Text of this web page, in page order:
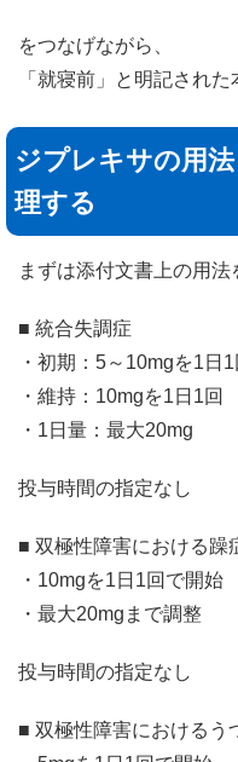
をつなげながら、
「就寝前」と明記され
ジプレキサの用
理する
まずは添付文書上の用法
■ 統合失調症
・初期：5～10mgを1日1
・維持：10mgを1日1回
・1日量：最大20mg
投与時間の指定なし
■ 双極性障害における躁
・10mgを1日1回で開始
・最大20mgまで調整
投与時間の指定なし
■ 双極性障害におけるう